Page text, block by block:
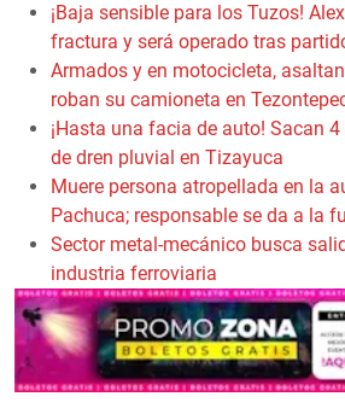
¡Baja sensible para los Tuzos!
fractura y será operado tras
Armados y en motocicleta,
roban su camioneta en
¡Hasta una facia de auto! Sacan
de dren pluvial en Tizayuca
Muere persona atropellada en la
Pachuca; responsable se da a la
Sector metal-mecánico busca
industria ferroviaria